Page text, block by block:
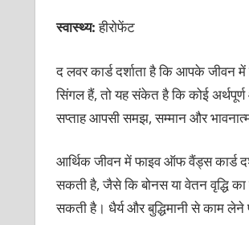
स्वास्थ्य:हीरोफेंट
द लवर कार्ड दर्शाता है कि आपके जीवन
सिंगल हैं, तो यह संकेत है कि कोई
सप्ताह आपसी समझ, सम्मान और
आर्थिक जीवन में फाइव ऑफ वैंड्स कार्ड
सकती है, जैसे कि बोनस या वेतन वृद्धि
सकती है। धैर्य और बुद्धिमानी से काम